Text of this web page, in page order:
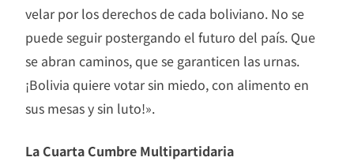
velar por los derechos de cada boliviano. No se
puede seguir postergando el futuro del país. Que
se abran caminos, que se garanticen las urnas.
¡Bolivia quiere votar sin miedo, con alimento en
sus mesas y sin luto!».
La Cuarta Cumbre Multipartidaria